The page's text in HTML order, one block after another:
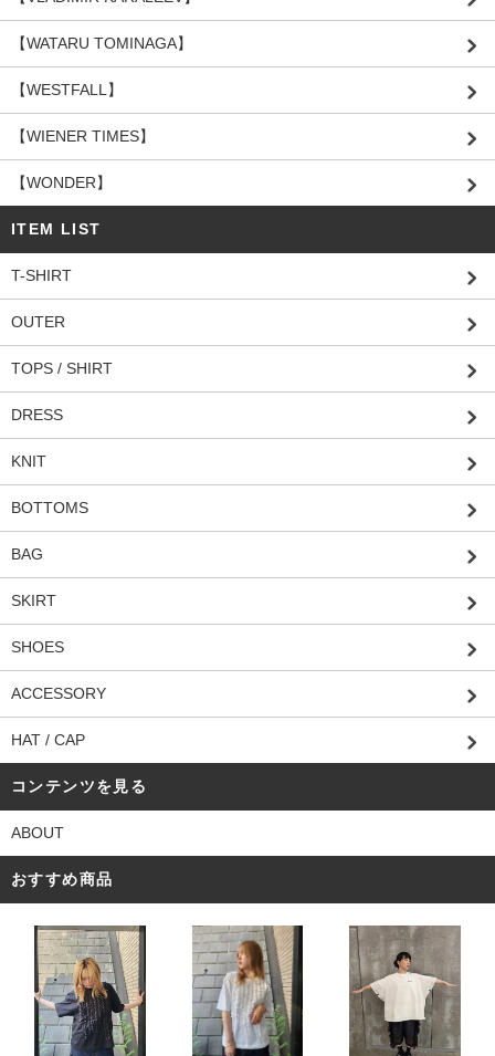
【WATARU TOMINAGA】
【WESTFALL】
【WIENER TIMES】
【WONDER】
ITEM LIST
T-SHIRT
OUTER
TOPS / SHIRT
DRESS
KNIT
BOTTOMS
BAG
SKIRT
SHOES
ACCESSORY
HAT / CAP
コンテンツを見る
ABOUT
おすすめ商品